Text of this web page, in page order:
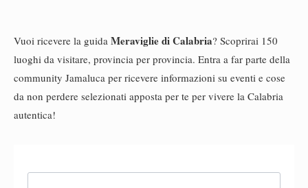
Vuoi ricevere la guida Meraviglie di Calabria? Scoprirai 150
luoghi da visitare, provincia per provincia. Entra a far parte della
community Jamaluca per ricevere informazioni su eventi e cose
da non perdere selezionati apposta per te per vivere la Calabria
autentica!